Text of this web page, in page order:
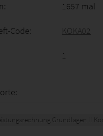
1657 mal
Code: KOKA02
1
Grundlagen II